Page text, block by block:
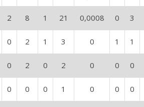
2 8 1 21 0,0008 0 3
0 2 1 3 0 1 1
0 2 0 2 0 0 0
0 0 0 1 0 0 0